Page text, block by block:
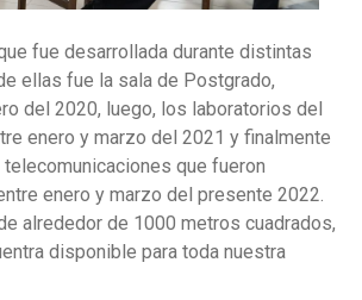
fue desarrollada durante distintas
ellas fue la sala de Postgrado,
del 2020, luego, los laboratorios del
enero y marzo del 2021 y finalmente
que fueron
enero y marzo del presente 2022.
alrededor de 1000 metros cuadrados,
disponible para toda nuestra